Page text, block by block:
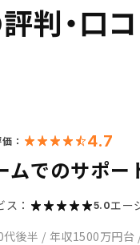
判・口
： 4.7
ムでのサポー
ス： 5.0エー
代後半 / 年収1500万円台